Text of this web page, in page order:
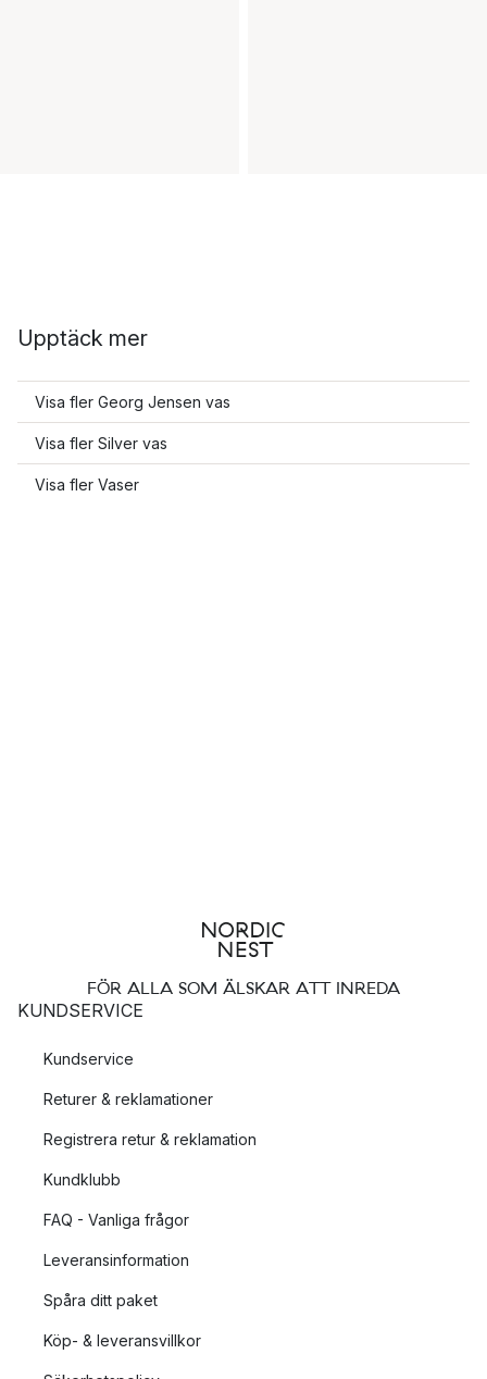
Upptäck mer
Visa fler Georg Jensen vas
Visa fler Silver vas
Visa fler Vaser
FÖR ALLA SOM ÄLSKAR ATT INREDA
KUNDSERVICE
Kundservice
Returer & reklamationer
Registrera retur & reklamation
Kundklubb
FAQ - Vanliga frågor
Leveransinformation
Spåra ditt paket
Köp- & leveransvillkor